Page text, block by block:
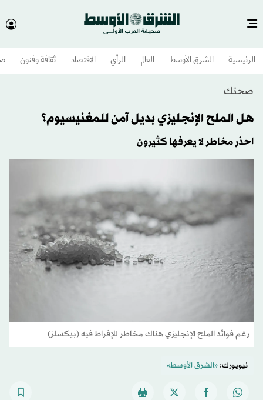
الرئيسية الشرق الأوسط​ العالم الرأي الاقتصاد ثقافة وفنون
صحتك
هل الملح الإنجليزي بديل آمن للمغنيسيوم؟
احذر مخاطر لا يعرفها كثيرون
رغم فوائد الملح الإنجليزي هناك مخاطر للإفراط فيه (بيكسلز)
نيويورك:«الشرق الأوسط»